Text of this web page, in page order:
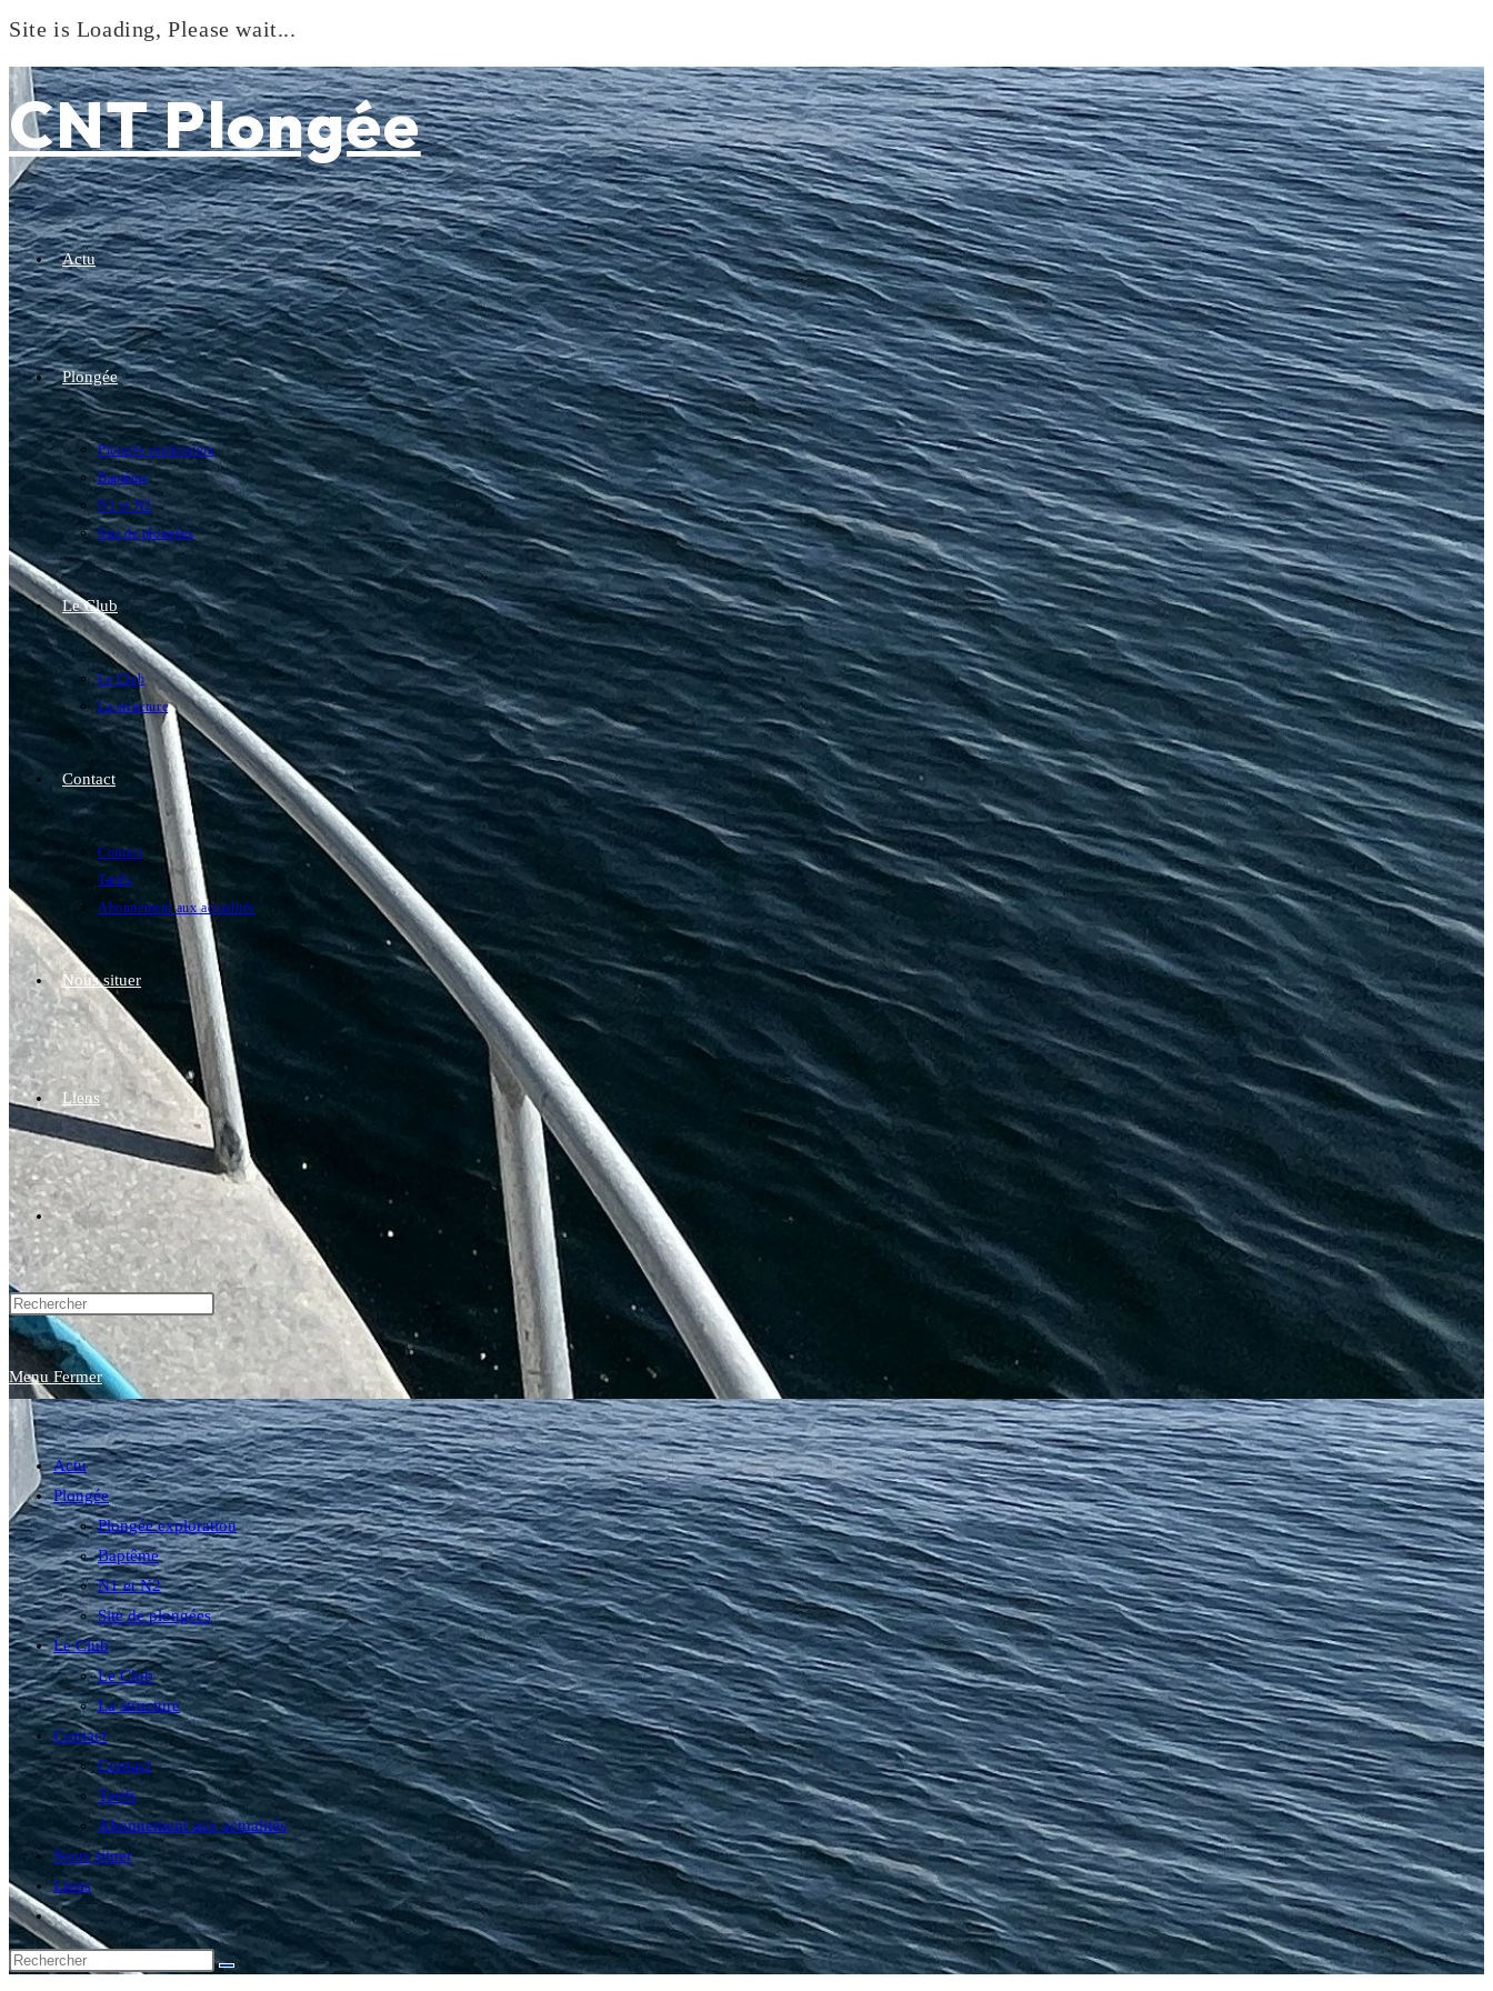
Site is Loading, Please wait...
to
content
CNT Plongée
Actu
Plongée
Plongée exploration
Baptême
N1 et N2
Site de plongées
Le Club
Le Club
La structure
Contact
Contact
Tarifs
Abonnement aux actualités
Nous situer
Liens
Toggle
website
search
Menu Fermer
Actu
Plongée
Plongée exploration
Baptême
N1 et N2
Site de plongées
Le Club
Le Club
La structure
Contact
Contact
Tarifs
Abonnement aux actualités
Nous situer
Liens
Toggle
website
search